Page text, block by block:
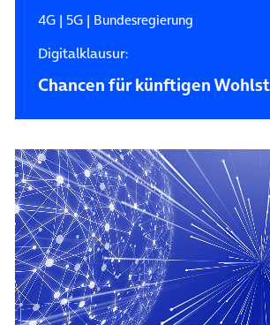
4G| 5G| Bundesregierung
Digitalklausur:
Chancen für künftigen